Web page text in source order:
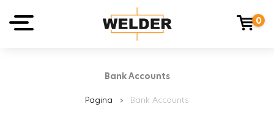
0
Bank Accounts
Pagina › Bank Accounts